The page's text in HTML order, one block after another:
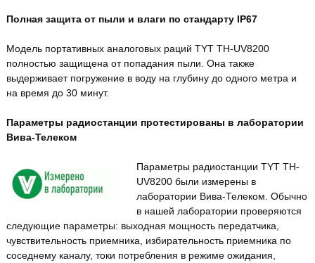
Полная защита от пыли и влаги по стандарту IP67
Модель портативных аналоговых раций TYT TH-UV8200
полностью защищена от попадания пыли. Она также
выдерживает погружение в воду на глубину до одного метра и
на время до 30 минут.
Параметры радиостанции протестированы в лаборатории
Вива-Телеком
Параметры радиостанции TYT TH-
UV8200 были измерены в
лаборатории Вива-Телеком. Обычно
в нашей лаборатории проверяются
следующие параметры: выходная мощность передатчика,
чувствительность приемника, избирательность приемника по
соседнему каналу, токи потребления в режиме ожидания,